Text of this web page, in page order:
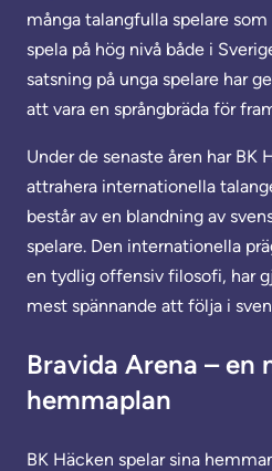
många talangfulla spelare
spela på hög nivå både i
satsning på unga spelare har
att vara en språngbräda för
Under de senaste åren har BK
attrahera internationella
består av en blandning av
spelare. Den internationella
en tydlig offensiv filosofi, har
mest spännande att följa i
Bravida Arena – en
hemmaplan
BK Häcken spelar sina